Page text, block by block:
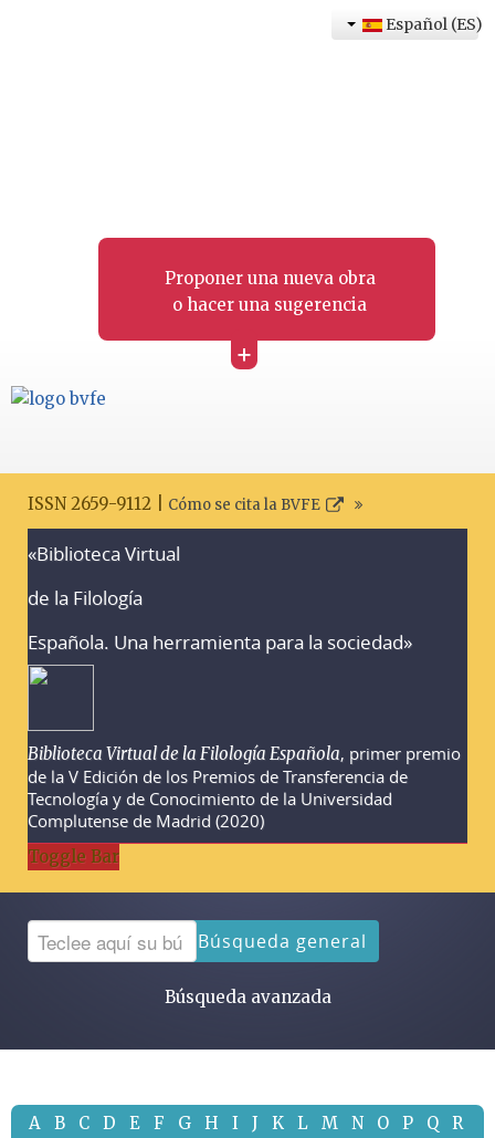
Proponer una nueva obra
o hacer una sugerencia
+
Español (ES)
ISSN 2659-9112 | Cómo se cita la BVFE
«Biblioteca Virtual
de la Filología
Española. Una herramienta para la sociedad»
Biblioteca Virtual de la Filología Española, primer premio
de la V Edición de los Premios de Transferencia de
Tecnología y de Conocimiento de la Universidad
Complutense de Madrid (2020)
Toggle Bar
Búsqueda general
Búsqueda avanzada
A B C D E F G H I J K L M N O P Q
R